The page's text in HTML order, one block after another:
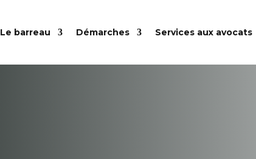
Le barreau Démarches Services aux avocats